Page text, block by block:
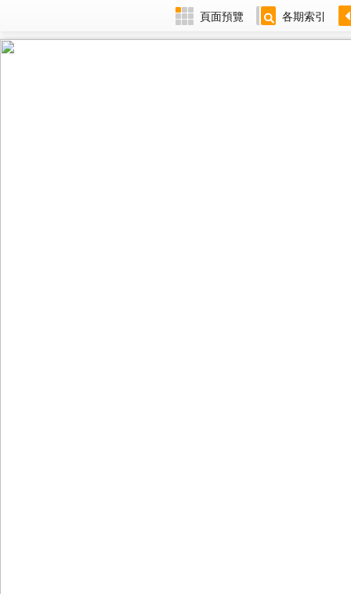
頁面預覽 各期索引